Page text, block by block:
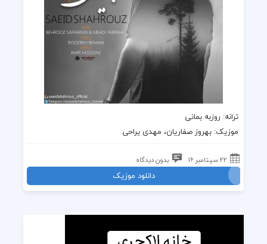
ترانه: روزبه بمانی
موزیک: بهروز صفاریان، مهدی یراحی
22 سپتامبر 16 بدون دیدگاه
دانلود موزیک